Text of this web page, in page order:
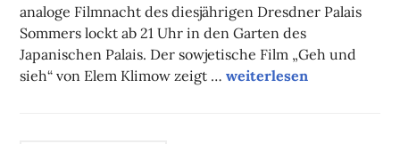
analoge Filmnacht des diesjährigen Dresdner Palais
Sommers lockt ab 21 Uhr in den Garten des
Japanischen Palais. Der sowjetische Film „Geh und
sieh“ von Elem Klimow zeigt …Unsere Tipps der Woche
weiterlesen